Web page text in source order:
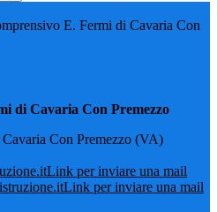
E. Fermi di Cavaria Con
di Cavaria Con Premezzo
Con Premezzo (VA)
Link per inviare una mail
Link per inviare una mail